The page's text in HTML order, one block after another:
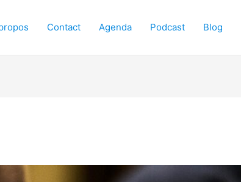
Contact Agenda Podcast Blog